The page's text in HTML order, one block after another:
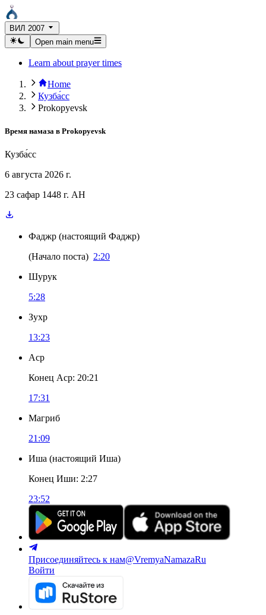
ВИЛ 2007
Open main menu
Learn about prayer times
Home
Кузба́сс
Prokopyevsk
Время намаза в Prokopyevsk
Кузба́сс
6 августа 2026 г.
23 сафар 1448 г. AH
Фаджр (настоящий Фаджр)
(Начало поста) 2:20
Шурук
5:28
Зухр
13:23
Аср
Конец Аср: 20:21
17:31
Магриб
21:09
Иша (настоящий Иша)
Конец Иши: 2:27
23:52
Присоединяйтесь к нам@VremyaNamazaRu
Войти